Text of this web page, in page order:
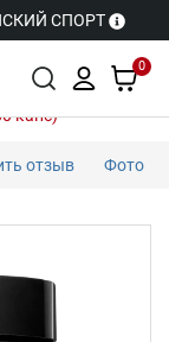
СПОРТ
0
капс)
отзыв Фото